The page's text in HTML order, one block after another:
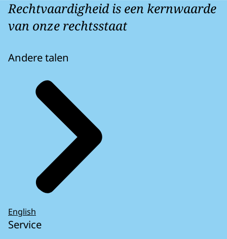
Rechtvaardigheid is een kernwaarde
van onze rechtsstaat
Andere talen
English
Service